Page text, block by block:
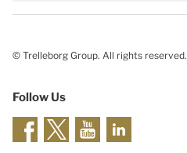
© Trelleborg Group. All rights reserved.
Follow Us